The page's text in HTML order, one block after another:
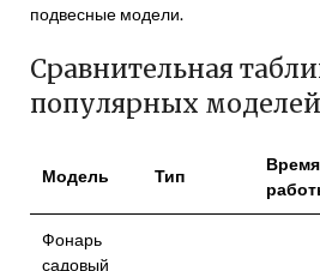
подвесные модели.
Сравнительная
популярных моделей
Модель Тип
Время
Фонарь
садовый